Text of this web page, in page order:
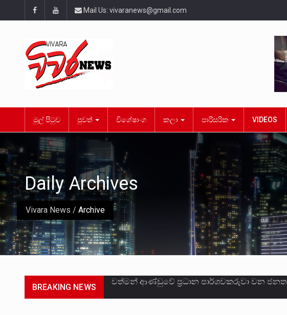
Mail Us: vivaranews@gmail.com
මුල් පිටුව පුවත් විශේෂාංග කලා පාරිසරික VIDEOS
Vivara News / Archive
Daily Archives
BREAKING NEWS සංවිධානාත්මක අපරාධකරුවකු වන ලොකු පැටිගේ